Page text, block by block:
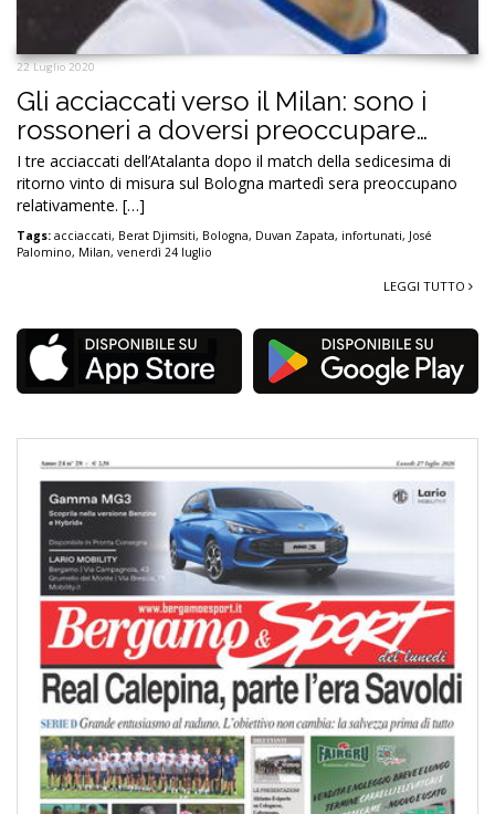
22 Luglio 2020
Gli acciaccati verso il Milan: sono i
rossoneri a doversi preoccupare…
I tre acciaccati dell’Atalanta dopo il match della sedicesima di
ritorno vinto di misura sul Bologna martedì sera preoccupano
relativamente. […]
Tags: acciaccati, Berat Djimsiti, Bologna, Duvan Zapata, infortunati, José
Palomino, Milan, venerdì 24 luglio
LEGGI TUTTO